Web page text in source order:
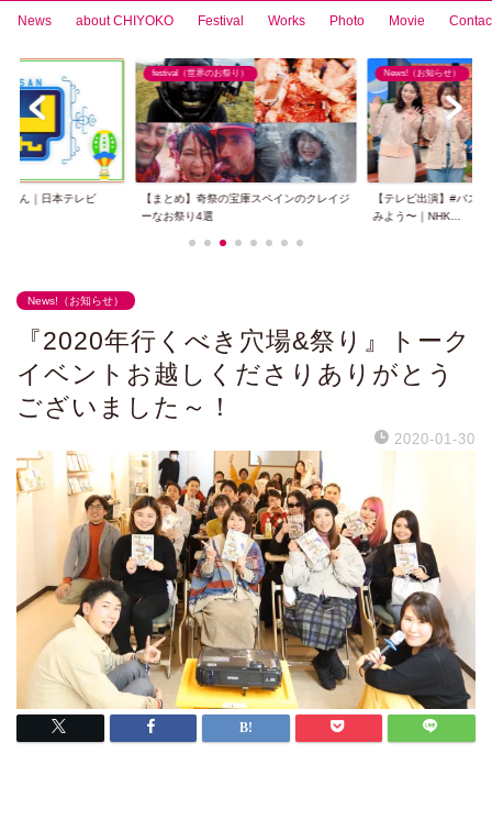
News about CHIYOKO Festival Works Photo Movie
さん｜日本テレビ
festival（世界のお祭り）
【まとめ】奇祭の宝庫スペインのクレイジ
ーなお祭り4選
News!（お知らせ）
【テレビ出演】#バズ
みよう〜｜NHK...
News!（お知らせ）
『2020年行くべき穴場&祭り』トーク
イベントお越しくださりありがとう
ございました～！
2020-01-30